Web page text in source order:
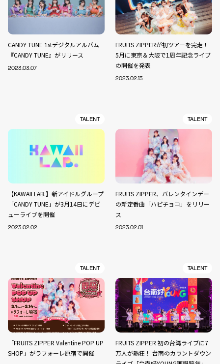
CANDY TUNE 1stデジタルアルバム
『CANDY TUNE』がリリース
2023.03.07
FRUITS ZIPPERが初ツアーを完走！
5月に東京＆大阪で1周年記念ライブ
の開催を発表
2023.02.13
TALENT
【KAWAII LAB.】新アイドルグループ
「CANDY TUNE」が3月14日にデビ
ューライブを開催
2023.02.02
TALENT
FRUITS ZIPPER、バレンタインデー
の新定番曲「ハピチョコ」をリリー
ス
2023.02.01
TALENT
「FRUITS ZIPPER Valentine POP UP
SHOP」がラフォーレ原宿で開催
TALENT
FRUITS ZIPPER 初の台湾ライブに7
万人が熱狂！ 台南のカウントダウン